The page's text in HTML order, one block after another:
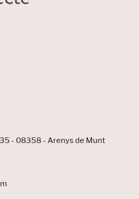
- 08358 - Arenys de Munt